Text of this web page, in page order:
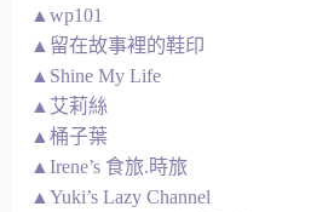
▲wp101
▲留在故事裡的鞋印
▲Shine My Life
▲艾莉絲
▲桶子葉
▲Irene’s 食旅.時旅
▲Yuki’s Lazy Channel